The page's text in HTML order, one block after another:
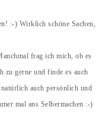
:-) Wirklich schöne Sachen,
frag ich mich, ob es
zu gerne und finde es auch
auch persönlich und
mal ans Selbermachen :-)